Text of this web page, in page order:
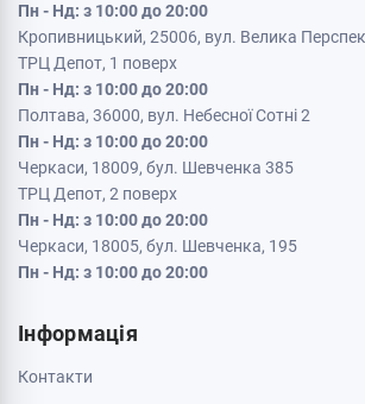
Пн - Нд: з 10:00 до 20:00
Кропивницький, 25006, вул. Велика
ТРЦ Депот, 1 поверх
Пн - Нд: з 10:00 до 20:00
Полтава, 36000, вул. Небесної Сотні 2
Пн - Нд: з 10:00 до 20:00
Черкаси, 18009, бул. Шевченка 385
ТРЦ Депот, 2 поверх
Пн - Нд: з 10:00 до 20:00
Черкаси, 18005, бул. Шевченка, 195
Пн - Нд: з 10:00 до 20:00
Інформація
Контакти